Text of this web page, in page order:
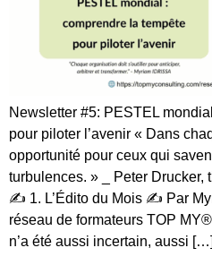
Newsletter #5: PESTEL
pour piloter l’avenir « Dans
opportunité pour ceux qui
turbulences. » _ Peter Drucker,
✍️ 1. L’Édito du Mois ✍️ Par
réseau de formateurs TOP
n’a été aussi incertain, aussi […]